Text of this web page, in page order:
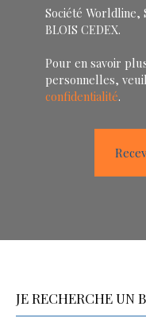
Société Worldline,
BLOIS CEDEX.
Pour en savoir
personnelles,
confidentialité.
JE RECHERCHE UN